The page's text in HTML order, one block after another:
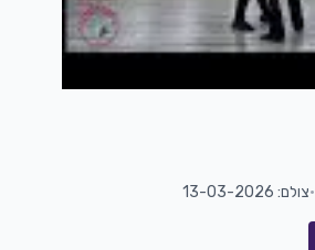
•צולם: 13-03-2026